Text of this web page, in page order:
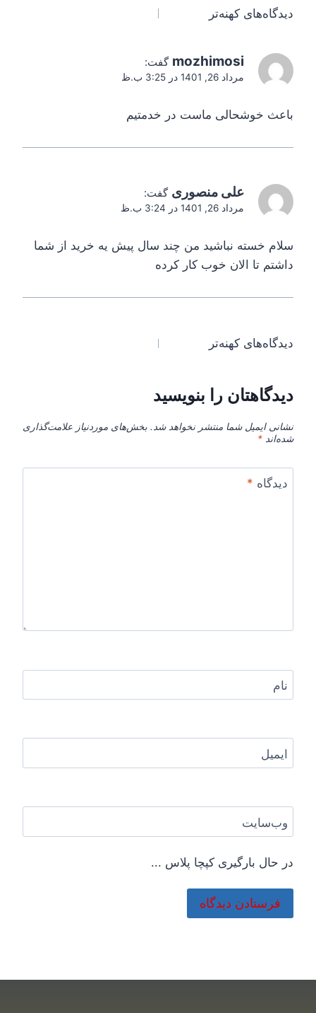
دیدگاه‌های کهنه‌تر
mozhimosi گفت:
مرداد 26, 1401 در 3:25 ب.ظ
باعث خوشحالی ماست در خدمتیم
علی منصوری گفت:
مرداد 26, 1401 در 3:24 ب.ظ
سلام خسته نباشید من چند سال پیش یه خرید از شما
داشتم تا الان خوب کار کرده
دیدگاه‌های کهنه‌تر
دیدگاهتان را بنویسید
نشانی ایمیل شما منتشر نخواهد شد. بخش‌های موردنیاز علامت‌گذاری
شده‌اند *
دیدگاه *
نام
ایمیل
وب‌سایت
در حال بارگیری کپچا پلاس ...